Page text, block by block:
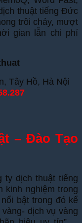
thuật tiếng Đức
trôi chảy, mượt
gian lẫn chi phí
Tây Hồ, Hà Nội
– Đào Tạo
ty dịch thuật tiếng
nghiệm trong
bật trong đó kể
dịch vụ vàng